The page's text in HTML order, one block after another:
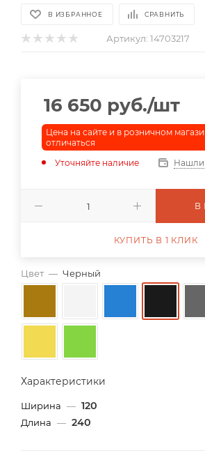
В ИЗБРАННОЕ СРАВНИТЬ
Артикул: 14703217
Цвет — Черный
Характеристики
Ширина — 120
Длина — 240
16 650 руб./шт
Цена на сайте и в розничном
отличаться
Уточняйте наличие
Нашли
В
КУПИТЬ В 1 КЛИК